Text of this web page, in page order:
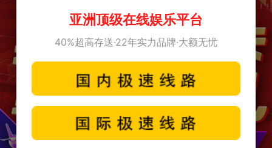
亚洲顶级在线娱乐平台
40%超高存送·22年实力品牌·大额无忧